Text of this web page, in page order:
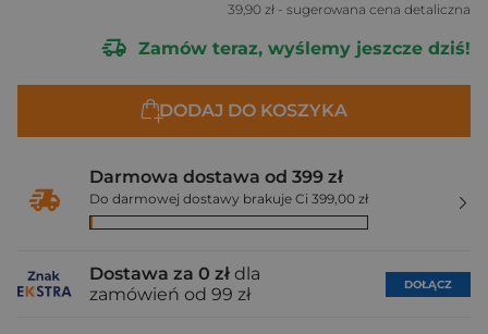
39,90 zł - sugerowana cena detaliczna
Zamów teraz, wyślemy jeszcze dziś!
DODAJ DO KOSZYKA
Darmowa dostawa od 399 zł
Do darmowej dostawy brakuje Ci 399,00 zł
Dostawa za 0 zł dla
zamówień od 99 zł
DOŁĄCZ